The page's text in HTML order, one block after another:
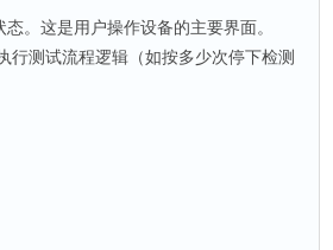
。这是用户操作设备的主要界面。
行测试流程逻辑（如按多少次停下检测